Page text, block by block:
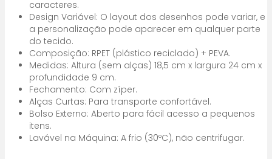
caracteres.
Design Variável: O layout dos desenhos pode variar, e
a personalização pode aparecer em qualquer parte
do tecido.
Composição: RPET (plástico reciclado) + PEVA.
Medidas: Altura (sem alças) 18,5 cm x largura 24 cm x
profundidade 9 cm.
Fechamento: Com zíper.
Alças Curtas: Para transporte confortável.
Bolso Externo: Aberto para fácil acesso a pequenos
itens.
Lavável na Máquina: A frio (30ºC), não centrifugar.